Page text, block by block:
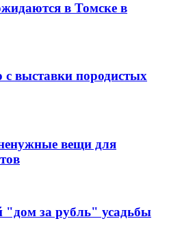
в Томске в
выставки породистых
вещи для
"дом за рубль" усадьбы